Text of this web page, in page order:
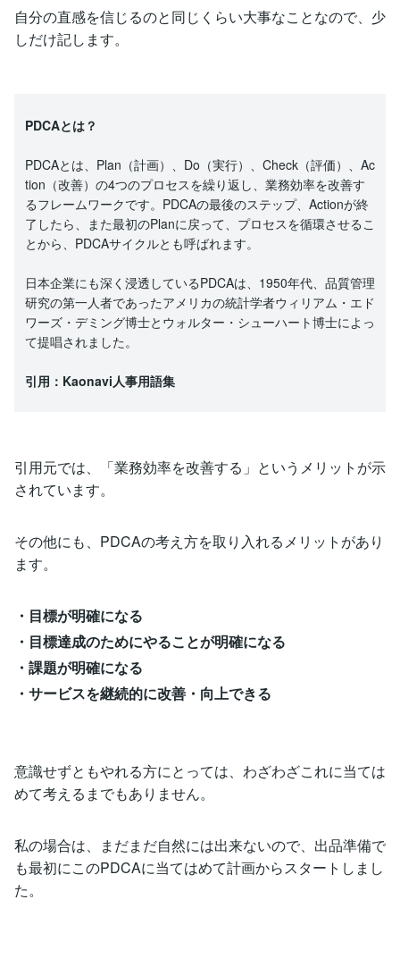
自分の直感を信じるのと同じくらい大事なことなので、少
しだけ記します。
PDCAとは？
PDCAとは、Plan（計画）、Do（実行）、Check（評価）、Ac
tion（改善）の4つのプロセスを繰り返し、業務効率を改善す
るフレームワークです。PDCAの最後のステップ、Actionが終
了したら、また最初のPlanに戻って、プロセスを循環させるこ
とから、PDCAサイクルとも呼ばれます。
日本企業にも深く浸透しているPDCAは、1950年代、品質管理
研究の第一人者であったアメリカの統計学者ウィリアム・エド
ワーズ・デミング博士とウォルター・シューハート博士によっ
て提唱されました。
引用：Kaonavi人事用語集
引用元では、「業務効率を改善する」というメリットが示
されています。
その他にも、PDCAの考え方を取り入れるメリットがあり
ます。
・目標が明確になる
・目標達成のためにやることが明確になる
・課題が明確になる
・サービスを継続的に改善・向上できる
意識せずともやれる方にとっては、わざわざこれに当ては
めて考えるまでもありません。
私の場合は、まだまだ自然には出来ないので、出品準備で
も最初にこのPDCAに当てはめて計画からスタートしまし
た。